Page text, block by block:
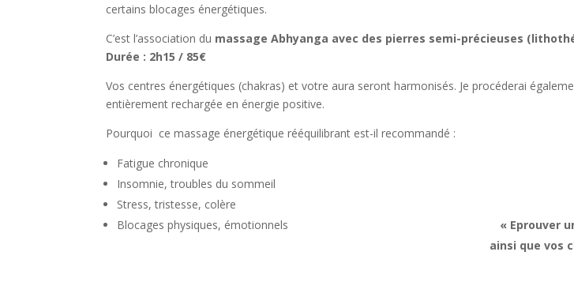
certains blocages énergétiques.
C’est l’association du massage Abhyanga avec des pierres semi-précieuses
Durée : 2h15 / 85€
Vos centres énergétiques (chakras) et votre aura seront harmonisés. Je procéderai
entièrement rechargée en énergie positive.
Pourquoi ce massage énergétique rééquilibrant est-il recommandé :
Fatigue chronique
Insomnie, troubles du sommeil
Stress, tristesse, colère
Blocages physiques, émotionnels « Eprouver
ainsi que vos